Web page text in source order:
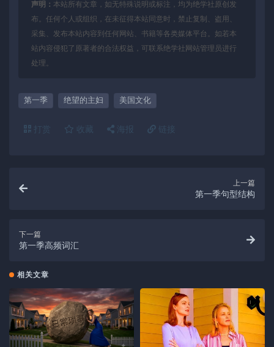
声明： 本站所有文章，如无特殊说明或标注，均为绝学社原创发
布。任何个人或组织，在未征得本站同意时，禁止复制、盗用、
采集、发布本站内容到任何网站、书籍等各类媒体平台。如若本
站内容侵犯了原著者的合法权益，可联系绝学社网站管理员进行
处理。
第一季 绝望的主妇 美国文化
打赏 收藏 海报 链接
上一篇
第一季句型结构
下一篇
第一季高频词汇
相关文章